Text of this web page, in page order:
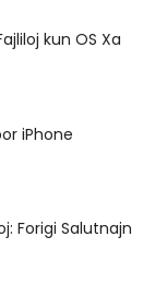
kun OS Xa
iPhone
Forigi Salutnajn